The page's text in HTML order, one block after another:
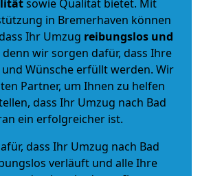
sowie Qualität bietet. Mit
in Bremerhaven können
Ihr Umzug reibungslos und
wir sorgen dafür, dass Ihre
Wünsche erfüllt werden. Wir
Partner, um Ihnen zu helfen
dass Ihr Umzug nach Bad
ein erfolgreicher ist.
dass Ihr Umzug nach Bad
verläuft und alle Ihre